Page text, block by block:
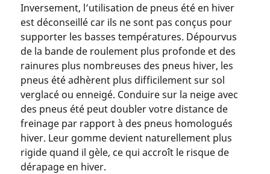
Inversement, l’utilisation de pneus été en hiver
est déconseillé car ils ne sont pas conçus pour
supporter les basses températures. Dépourvus
de la bande de roulement plus profonde et des
rainures plus nombreuses des pneus hiver, les
pneus été adhèrent plus difficilement sur sol
verglacé ou enneigé. Conduire sur la neige avec
des pneus été peut doubler votre distance de
freinage par rapport à des pneus homologués
hiver. Leur gomme devient naturellement plus
rigide quand il gèle, ce qui accroît le risque de
dérapage en hiver.